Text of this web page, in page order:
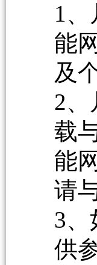
1
能
及
2、
载
能
请
3、
供